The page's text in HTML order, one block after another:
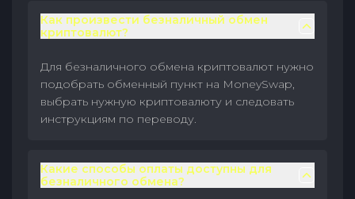
Как произвести безналичный обмен
криптовалют?
Для безналичного обмена криптовалют нужно
подобрать обменный пункт на MoneySwap,
выбрать нужную криптовалюту и следовать
инструкциям по переводу.
Какие способы оплаты доступны для
безналичного обмена?